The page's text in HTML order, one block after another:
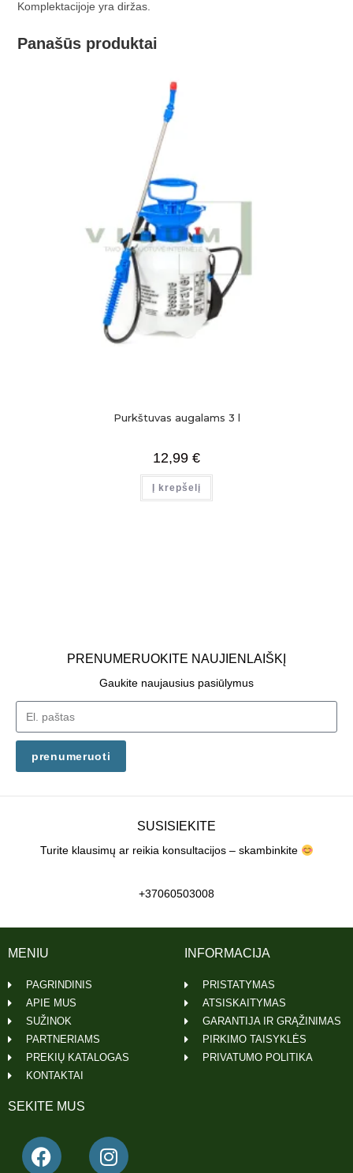
Komplektacijoje yra diržas.
Panašūs produktai
Purkštuvas augalams 3 l
12,99 €
Į krepšelį
PRENUMERUOKITE NAUJIENLAIŠKĮ
Gaukite naujausius pasiūlymus
prenumeruoti
SUSISIEKITE
Turite klausimų ar reikia konsultacijos – skambinkite
+37060503008
SEKITE MUS
INFORMACIJA
PRISTATYMAS
ATSISKAITYMAS
GARANTIJA IR GRĄŽINIMAS
PIRKIMO TAISYKLĖS
PRIVATUMO POLITIKA
MENIU
PAGRINDINIS
APIE MUS
SUŽINOK
PARTNERIAMS
PREKIŲ KATALOGAS
KONTAKTAI